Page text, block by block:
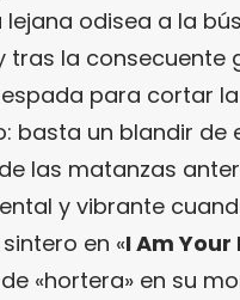
lejana odisea a la
tras la consecuente
para cortar
basta un blandir de
las matanzas
y vibrante
en «I Am Your
«hortera» en su